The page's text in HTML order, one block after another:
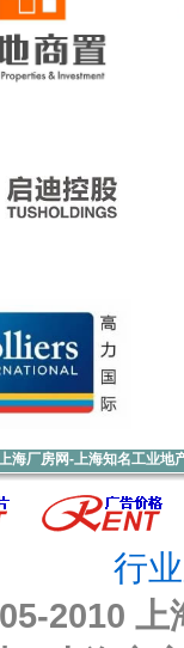
海厂房网-上海知名工业地
行
2010 上